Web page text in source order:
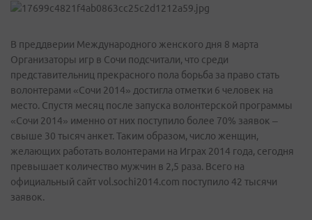
В преддверии Международного женского дня 8 марта
Организаторы игр в Сочи подсчитали, что среди
представительниц прекрасного пола борьба за право стать
волонтерами «Сочи 2014» достигла отметки 6 человек на
место. Спустя месяц после запуска волонтерской программы
«Сочи 2014» именно от них поступило более 70% заявок –
свыше 30 тысяч анкет. Таким образом, число женщин,
желающих работать волонтерами на Играх 2014 года, сегодня
превышает количество мужчин в 2,5 раза. Всего на
официальный сайт vol.sochi2014.com поступило 42 тысячи
заявок.